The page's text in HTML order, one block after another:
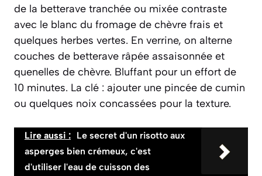
de la betterave tranchée ou mixée contraste
avec le blanc du fromage de chèvre frais et
quelques herbes vertes. En verrine, on alterne
couches de betterave râpée assaisonnée et
quenelles de chèvre. Bluffant pour un effort de
10 minutes. La clé : ajouter une pincée de cumin
ou quelques noix concassées pour la texture.
Lire aussi : Le secret d'un risotto aux
asperges bien crémeux, c'est
d'utiliser l'eau de cuisson des